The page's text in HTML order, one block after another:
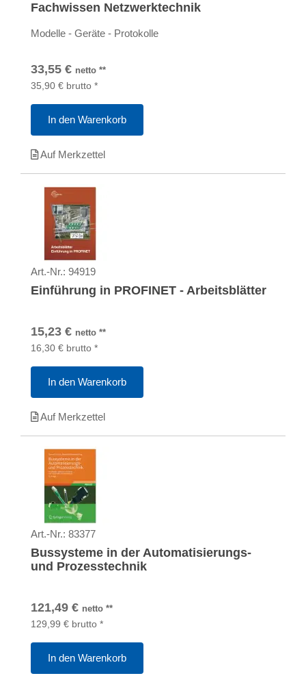
Fachwissen Netzwerktechnik
Modelle - Geräte - Protokolle
33,55 € netto **
35,90 € brutto *
In den Warenkorb
Auf Merkzettel
Art.-Nr.: 94919
Einführung in PROFINET - Arbeitsblätter
15,23 € netto **
16,30 € brutto *
In den Warenkorb
Auf Merkzettel
Art.-Nr.: 83377
Bussysteme in der Automatisierungs-
und Prozesstechnik
121,49 € netto **
129,99 € brutto *
In den Warenkorb